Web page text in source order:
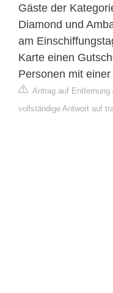
Gäste der
Diamond und
am
Karte einen
Personen mit
Antrag auf Entfernung
vollständige Antwort auf